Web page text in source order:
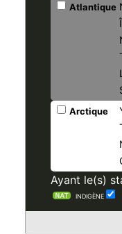
Atlantique
Arctique
Ayant le(s)
INDIGÈNE